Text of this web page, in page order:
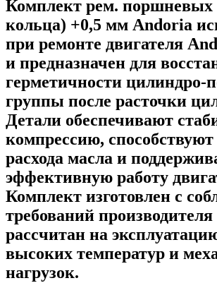
Комплект рем. поршневых
кольца) +0,5 мм Andoria
при ремонте двигателя
и предназначен для
герметичности цилиндро-
группы после расточки
Детали обеспечивают
компрессию,
расхода масла и
эффективную работу
Комплект изготовлен с
требований производителя
рассчитан на
высоких температур и
нагрузок.